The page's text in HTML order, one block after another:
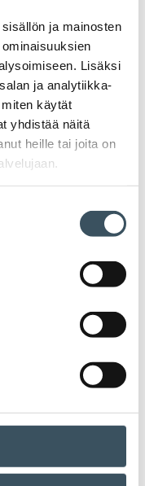
ja mainosten
Lisäksi
ja analytiikka-
käytät
yhdistää näitä
heille tai joita on